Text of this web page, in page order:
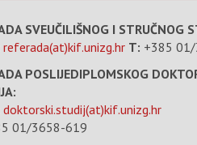
SVEUČILIŠNOG I STRUČNOG
referada(at)kif.unizg.hr T: +385
POSLIJEDIPLOMSKOG
doktorski.studij(at)kif.unizg.hr
01/3658-619